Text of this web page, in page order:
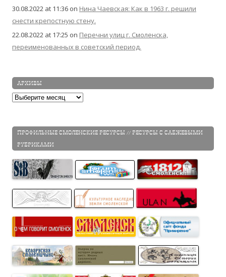
30.08.2022 at 11:36 on Нина Чаевская: Как в 1963 г. решили
снести крепостную стену.
22.08.2022 at 17:25 on Перечни улиц г. Смоленска,
переименованных в советский период.
АРХИВЫ
Архивы
ПРОФИЛЬНЫЕ СМОЛЕНСКИЕ РЕСУРСЫ // РЕСУРСЫ С САБЖЕВЫМИ
РУБРИКАМИ